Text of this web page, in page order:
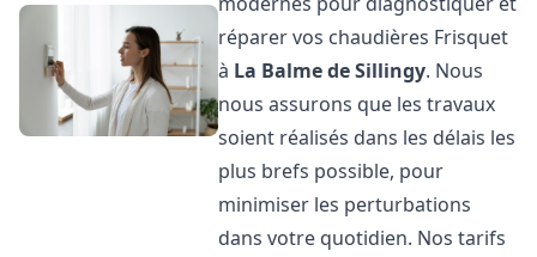
réparer vos chaudières Frisquet
à La Balme de Sillingy. Nous
nous assurons que les travaux
soient réalisés dans les délais les
plus brefs possible, pour
minimiser les perturbations
dans votre quotidien. Nos tarifs